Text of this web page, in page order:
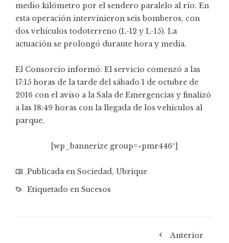
medio kilómetro por el sendero paralelo al río. En
esta operación intervinieron seis bomberos, con
dos vehículos todoterreno (L-12 y L-15). La
actuación se prolongó durante hora y media.
El Consorcio informó: El servicio comenzó a las
17:15 horas de la tarde del sábado 1 de octubre de
2016 con el aviso a la Sala de Emergencias y finalizó
a las 18:49 horas con la llegada de los vehículos al
parque.
[wp_bannerize group=»pmr446″]
Publicada en Sociedad, Ubrique
Etiquetado en Sucesos
Anterior